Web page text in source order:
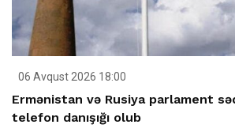
06 Avqust 2026 18:00
Ermənistan və Rusiya parlament
telefon danışığı olub